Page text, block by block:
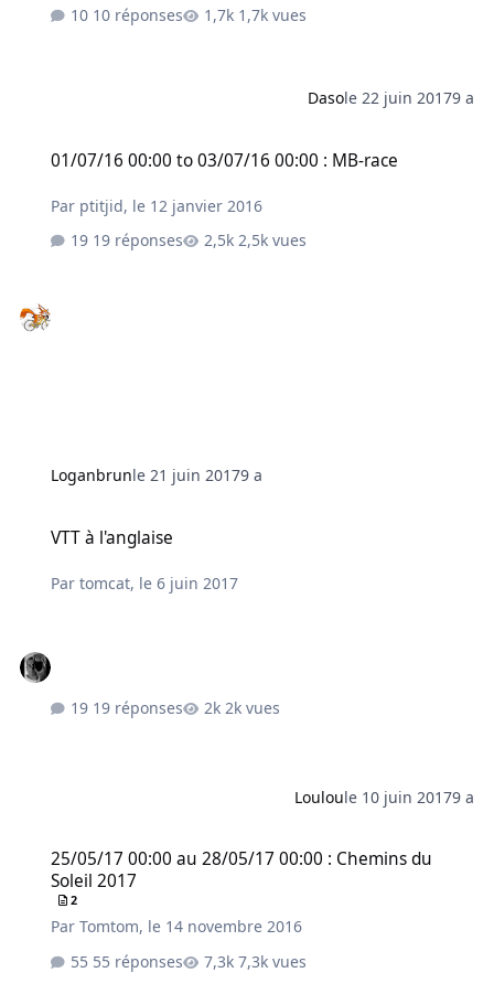
10 réponses 1,7k vues
Dasole 22 juin 20179 a
01/07/16 00:00 to 03/07/16 00:00 : MB-race
Par ptitjid, le 12 janvier 2016
19 réponses
2,5k vues
Loganbrunle 21 juin 20179 a
VTT à l'anglaise
Partomcat, le 6 juin 2017
19 réponses 2k vues
Louloule 10 juin 20179 a
25/05/17 00:00 au 28/05/17 00:00 : Chemins du
Soleil 2017
2
ParTomtom, le 14 novembre 2016
55 réponses
7,3k vues